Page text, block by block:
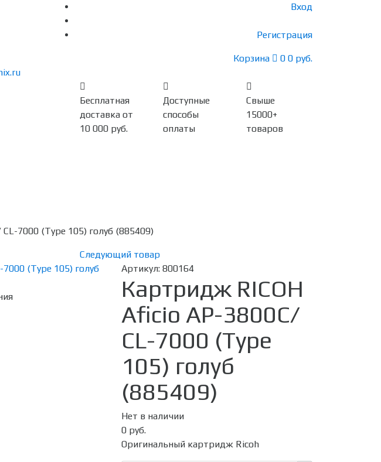
Вход
Регистрация
Корзина 0 0 руб.
Бесплатная
доставка от
10 000 руб.
Доступные
способы
оплаты
Свыше
15000+
товаров
7000 (Type 105) голуб (885409)
Следующий товар
Артикул: 800164
Картридж RICOH
Aficio AP-3800C/
CL-7000 (Type
105) голуб
(885409)
Нет в наличии
0 руб.
Оригинальный картридж Ricoh